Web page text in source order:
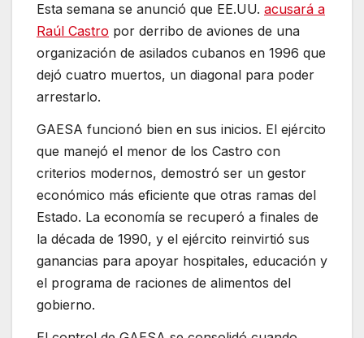
Esta semana se anunció que EE.UU. acusará a
Raúl Castro por derribo de aviones de una
organización de asilados cubanos en 1996 que
dejó cuatro muertos, un diagonal para poder
arrestarlo.
GAESA funcionó bien en sus inicios. El ejército
que manejó el menor de los Castro con
criterios modernos, demostró ser un gestor
económico más eficiente que otras ramas del
Estado. La economía se recuperó a finales de
la década de 1990, y el ejército reinvirtió sus
ganancias para apoyar hospitales, educación y
el programa de raciones de alimentos del
gobierno.